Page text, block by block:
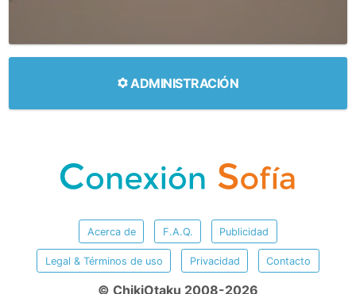
ADMINISTRACIÓN
Acerca de F.A.Q. Publicidad
Legal & Términos de uso Privacidad Contacto
© ChikiOtaku 2008-2026